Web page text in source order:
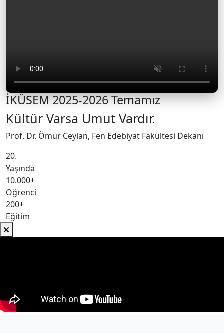
İKÜSEM 2025-2026 Temamız
Kültür Varsa Umut Vardır.
Prof. Dr. Ömür Ceylan, Fen Edebiyat Fakültesi Dekanı
20.
Yaşında
10.000+
Öğrenci
200+
Eğitim